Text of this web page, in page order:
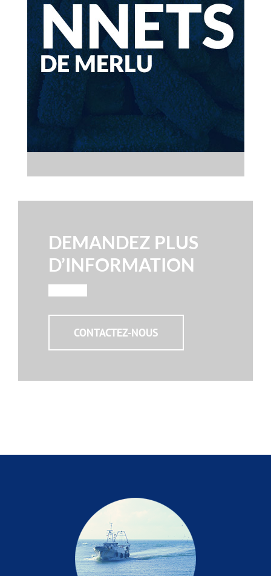
DEMANDEZ PLUS
D’INFORMATION
CONTACTEZ-NOUS